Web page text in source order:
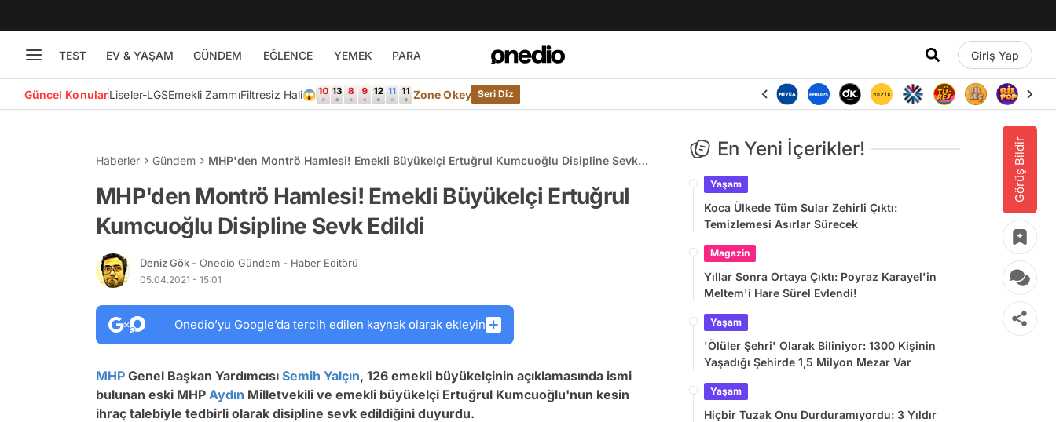
TEST EV & YAŞAM GÜNDEM EĞLENCE YEMEK PARA Giriş Yap
Güncel KonularLiseler-LGSEmekli ZammıFiltresiz Hali😱 Zone Okey Seri Diz
Görüş Bildir
Haberler Gündem
MHP'den Montrö Hamlesi! Emekli Büyükelçi Ertuğrul Kumcuoğlu Disipline Sevk
MHP'den Montrö Hamlesi! Emekli Büyükelçi Ertuğrul
Kumcuoğlu Disipline Sevk Edildi
Deniz Gök - Onedio Gündem - Haber Editörü
05.04.2021 - 15:01
Onedio’yu Google’da tercih edilen kaynak olarak ekleyin
MHP Genel Başkan Yardımcısı Semih Yalçın, 126 emekli büyükelçinin açıklamasında ismi
bulunan eski MHP Aydın Milletvekili ve emekli büyükelçi Ertuğrul Kumcuoğlu'nun kesin
ihraç talebiyle tedbirli olarak disipline sevk edildiğini duyurdu.
En Yeni İçerikler!
Yaşam
Koca Ülkede Tüm Sular Zehirli Çıktı:
Temizlemesi Asırlar Sürecek
Magazin
Yıllar Sonra Ortaya Çıktı: Poyraz Karayel'in
Meltem'i Hare Sürel Evlendi!
Yaşam
'Ölüler Şehri' Olarak Biliniyor: 1300 Kişinin
Yaşadığı Şehirde 1,5 Milyon Mezar Var
Yaşam
Hiçbir Tuzak Onu Durduramıyordu: 3 Yıldır